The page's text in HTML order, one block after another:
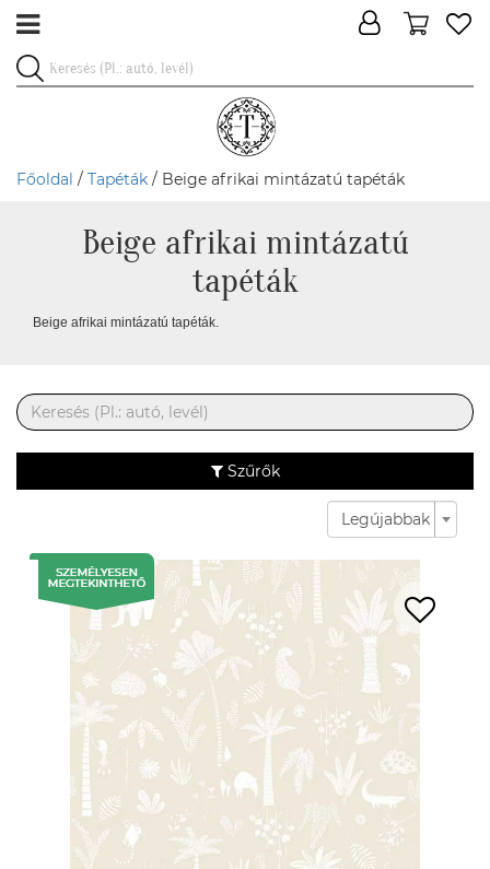
Főoldal / Tapéták / Beige afrikai mintázatú tapéták
Beige afrikai mintázatú
tapéták
Beige afrikai mintázatú tapéták.
Szűrők
Legújabbak